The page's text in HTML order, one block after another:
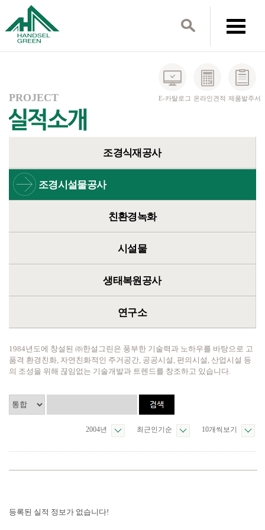
E-카탈로그 온라인견적 제품발주서
PROJECT
조경식재공사
조경시설물공사
친환경녹화
시설물
생태복원공사
연구소
1984년도에 창설된 ㈜한설그린은 풍부한 기술력과 노하우를 바탕으로 고
품격 환경친화, 자연친화적인 주거공간, 공공시설, 편의시설, 산업시설 등
의 조성을 위해 끊임없는 기술개발과 트렌드를 창조하고 있습니다.
10개씩보기
최근인기순
2004년
등록된 실적 정보가 없습니다!